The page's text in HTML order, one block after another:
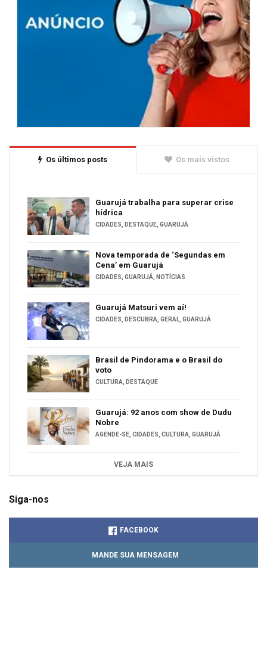
Os últimos posts Os mais vistos
Guarujá trabalha para superar crise
hídrica
CIDADES DESTAQUE GUARUJÁ
Nova temporada de ‘Segundas em
Cena’ em Guarujá
CIDADES GUARUJÁ NOTÍCIAS
Guarujá Matsuri vem aí!
CIDADES DESCUBRA GERAL GUARUJÁ
Brasil de Pindorama e o Brasil do
voto
CULTURA DESTAQUE
Guarujá: 92 anos com show de Dudu
Nobre
AGENDE-SE CIDADES CULTURA GUARUJÁ
VEJA MAIS
Siga-nos
FACEBOOK
MANDE SUA MENSAGEM